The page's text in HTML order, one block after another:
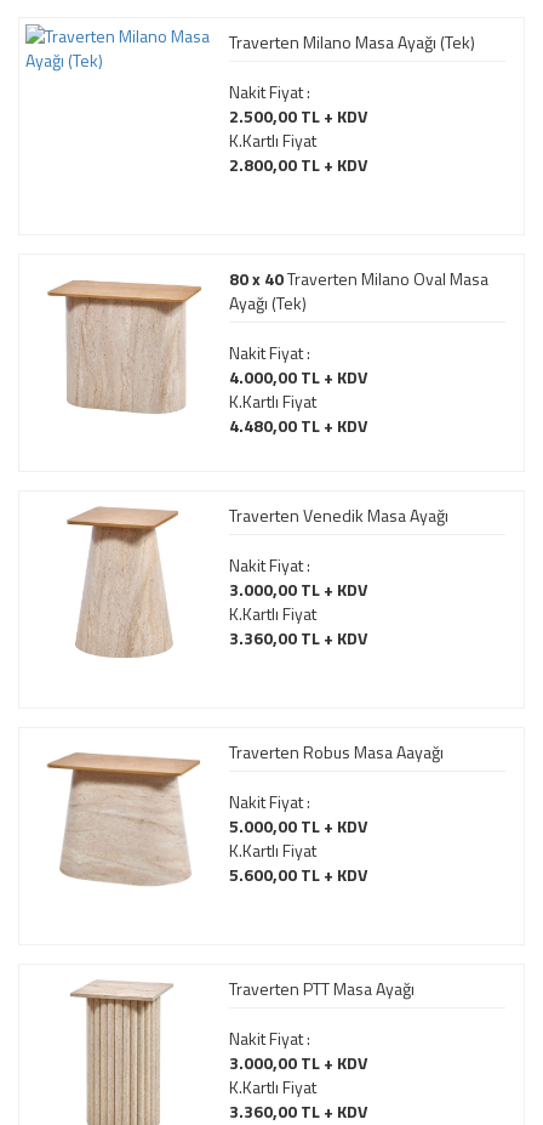
Traverten Milano Masa Ayağı (Tek)
Nakit Fiyat :
2.500,00 TL + KDV
K.Kartlı Fiyat
2.800,00 TL + KDV
80 x 40Traverten Milano Oval Masa
Ayağı (Tek)
Nakit Fiyat :
4.000,00 TL + KDV
K.Kartlı Fiyat
4.480,00 TL + KDV
Traverten Venedik Masa Ayağı
Nakit Fiyat :
3.000,00 TL + KDV
K.Kartlı Fiyat
3.360,00 TL + KDV
Traverten Robus Masa Aayağı
Nakit Fiyat :
5.000,00 TL + KDV
K.Kartlı Fiyat
5.600,00 TL + KDV
Traverten PTT Masa Ayağı
Nakit Fiyat :
3.000,00 TL + KDV
K.Kartlı Fiyat
3.360,00 TL + KDV